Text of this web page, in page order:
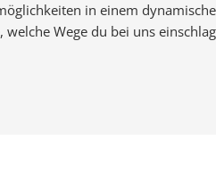
in einem
Wege du bei uns